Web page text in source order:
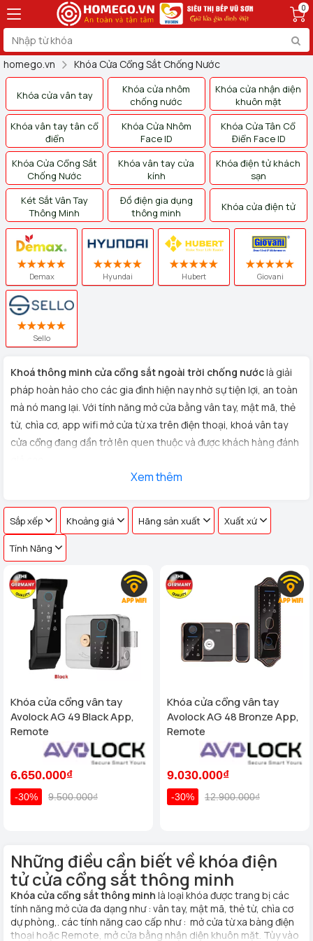
0
homego.vn Khóa Cửa Cổng Sắt Chống Nước
Khóa cửa vân tay
Khóa cửa nhôm
chống nước
Khóa cửa nhận diện
khuôn mặt
Khóa vân tay tân cổ
điển
Khóa Cửa Nhôm
Face ID
Khóa Cửa Tân Cổ
Điển Face ID
Khóa Cửa Cổng Sắt
Chống Nước
Khóa vân tay cửa
kính
Khóa điện tử khách
sạn
Két Sắt Vân Tay
Thông Minh
Đồ điện gia dụng
thông minh
Khóa cửa điện tử
Demax Hyundai Hubert Giovani
Sello
Khoá thông minh cửa cổng sắt ngoài trời chống nướclà giải
pháp hoàn hảo cho các gia đình hiện nay nhờ sự tiện lợi, an toàn
mà nó mang lại. Với tính năng mở cửa bằng vân tay, mật mã, thẻ
từ, chìa cơ, app wifi mở cửa từ xa trên điện thoại, khoá vân tay
cửa cổng đang dần trở lên quen thuộc và được khách hàng đánh
Homego chuyên lắp đặt các loạikhoá điện tử cửa cổng sắt,
đẹp, khuyến mãi giá tốt lên đến 30%, uy tín hàng đầu với hệ
thống gần 60 showroom trên toàn quốc.Liên hệ ngay hotline
082 3737 333 hoặc đến showroom gần nhất để được tư vấn và
mua hàng.
Xem thêm
Sắp xếp Khoảng giá Hãng sản xuất Xuất xứ
Tính Năng
Khóa cửa cổng vân tay
Avolock AG 49 Black App,
Remote
6.650.000₫
-30% 9.500.000₫
Khóa cửa cổng vân tay
Avolock AG 48 Bronze App,
Remote
9.030.000₫
-30% 12.900.000₫
Những điều cần biết về khóa điện
tử cửa cổng sắt thông minh
Khóa cửa cổng sắt thông minh là loại khóa được trang bị các
tính năng mở cửa đa dạng như : vân tay, mật mã, thẻ từ, chìa cơ
dự phòng,. các tính năng cao cấp như : mở cửa từ xa bàng điện
thoại hoặc Remote, mở cửa bằng nhận diện khuôn mặt. Tùy vào